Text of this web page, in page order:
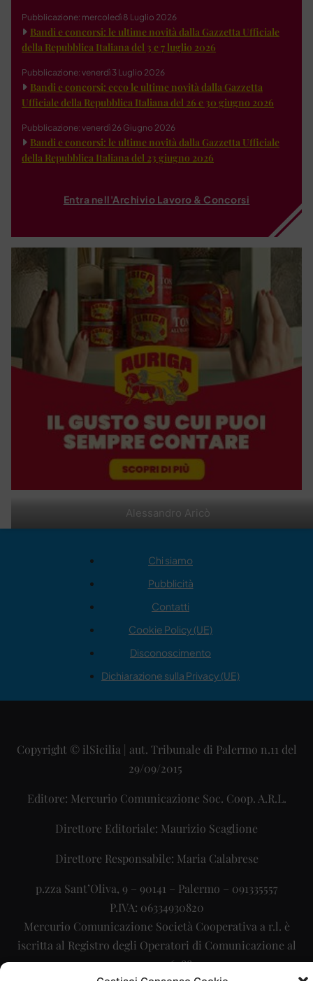
Alessandro Aricò
Pubblicazione: mercoledì 8 Luglio 2026
Bandi e concorsi: le ultime novità dalla Gazzetta Ufficiale
della Repubblica Italiana del 3 e 7 luglio 2026
Pubblicazione: venerdì 3 Luglio 2026
Bandi e concorsi: ecco le ultime novità dalla Gazzetta
Ufficiale della Repubblica Italiana del 26 e 30 giugno 2026
Pubblicazione: venerdì 26 Giugno 2026
Bandi e concorsi: le ultime novità dalla Gazzetta Ufficiale
della Repubblica Italiana del 23 giugno 2026
Entra nell'Archivio Lavoro & Concorsi
Chi siamo
Pubblicità
Contatti
Cookie Policy (UE)
Disconoscimento
Dichiarazione sulla Privacy (UE)
Copyright © ilSicilia | aut. Tribunale di Palermo n.11 del
29/09/2015
Editore: Mercurio Comunicazione Soc. Coop. A.R.L.
Direttore Editoriale: Maurizio Scaglione
Direttore Responsabile: Maria Calabrese
p.zza Sant’Oliva, 9 – 90141 – Palermo – 091335557
P.IVA: 06334930820
Mercurio Comunicazione Società Cooperativa a r.l. è
iscritta al Registro degli Operatori di Comunicazione al
numero 26988